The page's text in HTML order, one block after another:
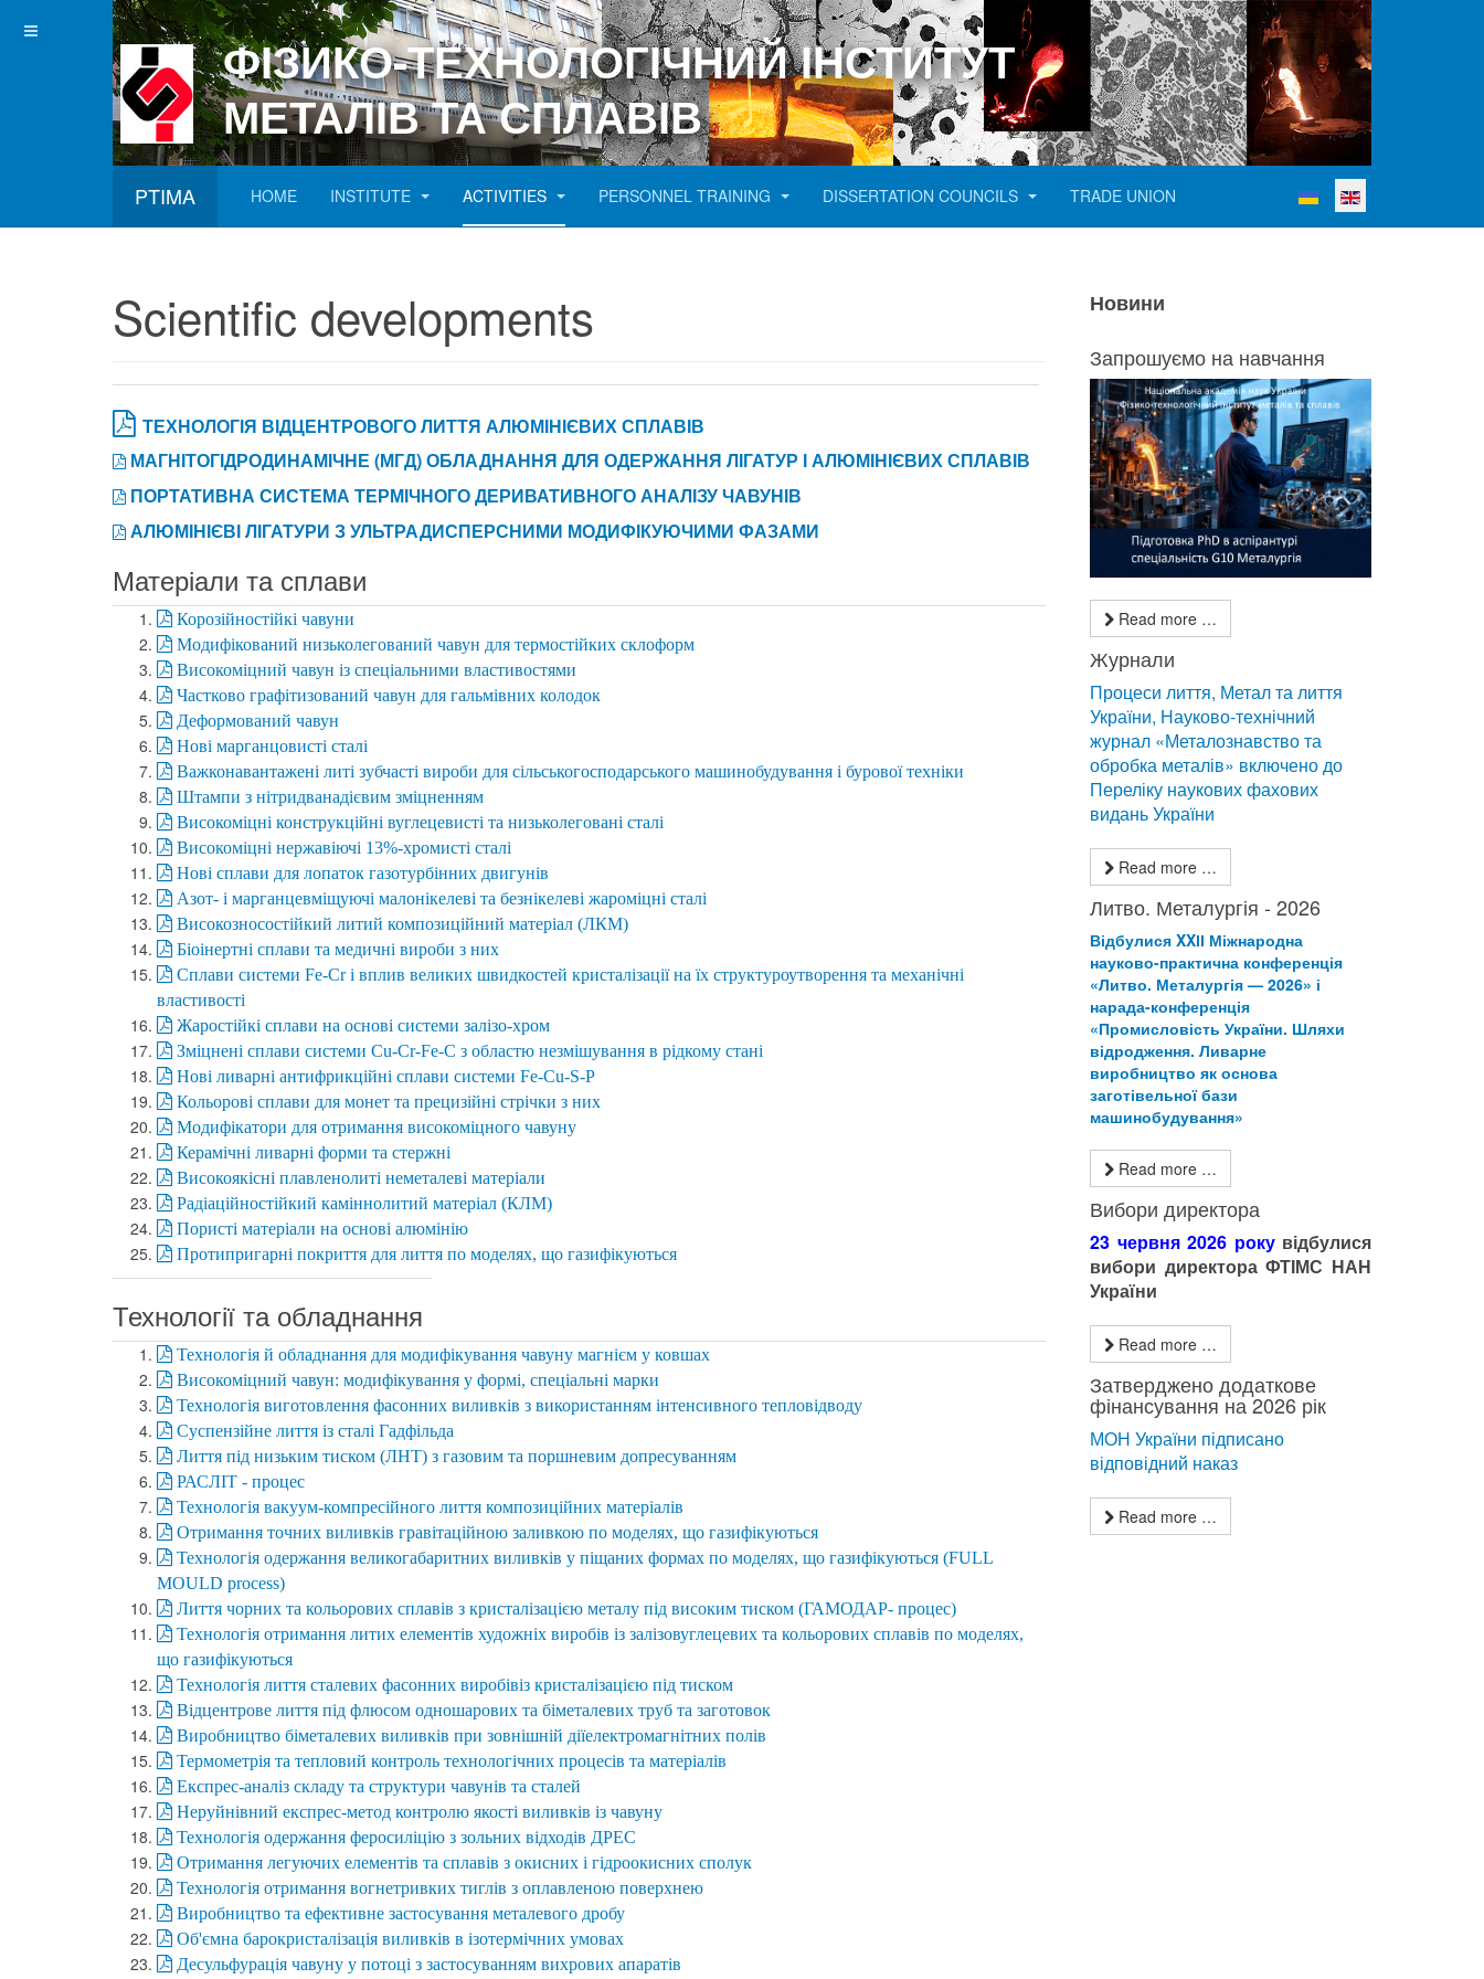
ФІЗИКО-ТЕХНОЛОГІЧНИЙ ІНСТИТУТ
МЕТАЛІВ ТА СПЛАВІВ
PTIMA Select your language
HOME INSTITUTE ACTIVITIES PERSONNEL TRAINING DISSERTATION COUNCILS TRADE UNION
Scientific developments
ТЕХНОЛОГІЯ ВІДЦЕНТРОВОГО ЛИТТЯ АЛЮМІНІЄВИХ СПЛАВІВ
МАГНІТОГІДРОДИНАМІЧНЕ (МГД) ОБЛАДНАННЯ ДЛЯ ОДЕРЖАННЯ ЛІГАТУР І АЛЮМІНІЄВИХ СПЛАВІВ
ПОРТАТИВНА СИСТЕМА ТЕРМІЧНОГО ДЕРИВАТИВНОГО АНАЛІЗУ ЧАВУНІВ
АЛЮМІНІЄВІ ЛІГАТУРИ З УЛЬТРАДИСПЕРСНИМИ МОДИФІКУЮЧИМИ ФАЗАМИ
Матеріали та сплави
Корозійностійкі чавуни
Модифікований низьколегований чавун для термостійких склоформ
Високоміцний чавун із спеціальними властивостями
Частково графітизований чавун для гальмівних колодок
Деформований чавун
Нові марганцовисті сталі
Важконавантажені литі зубчасті вироби для сільськогосподарського машинобудування і бурової техніки
Штампи з нітридванадієвим зміцненням
Високоміцні конструкційні вуглецевисті та низьколеговані сталі
Високоміцні нержавіючі 13%-хромисті сталі
Нові сплави для лопаток газотурбінних двигунів
Азот- і марганцевміщуючі малонікелеві та безнікелеві жароміцні сталі
Високозносостійкий литий композиційний матеріал (ЛКМ)
Біоінертні сплави та медичні вироби з них
Сплави системи Fe-Cr і вплив великих швидкостей кристалізації на їх структуроутворення та механічні
властивості
Жаростійкі сплави на основі системи залізо-хром
Зміцнені сплави системи Сu-Cr-Fe-C з областю незмішування в рідкому стані
Нові ливарні антифрикційні сплави системи Fe-Cu-S-P
Кольорові сплави для монет та прецизійні стрічки з них
Модифікатори для отримання високоміцного чавуну
Керамічні ливарні форми та стержні
Високоякісні плавленолиті неметалеві матеріали
Радіаційностійкий каміннолитий матеріал (КЛМ)
Пористі матеріали на основі алюмінію
Протипригарні покриття для лиття по моделях, що газифікуються
Технології та обладнання
Технологія й обладнання для модифікування чавуну магнієм у ковшах
Високоміцний чавун: модифікування у формі, спеціальні марки
Технологія виготовлення фасонних виливків з використанням інтенсивного тепловідводу
Суспензійне лиття із сталі Гадфільда
Лиття під низьким тиском (ЛНТ) з газовим та поршневим допресуванням
РАСЛІТ - процес
Технологія вакуум-компресійного лиття композиційних матеріалів
Отримання точних виливків гравітаційною заливкою по моделях, що газифікуються
Технологія одержання великогабаритних виливків у піщаних формах по моделях, що газифікуються (FULL
MOULD process)
Лиття чорних та кольорових сплавів з кристалізацією металу під високим тиском (ГАМОДАР- процес)
Технологія отримання литих елементів художніх виробів із залізовуглецевих та кольорових сплавів по моделях,
що газифікуються
Технологія лиття сталевих фасонних виробівіз кристалізацією під тиском
Відцентрове лиття під флюсом одношарових та біметалевих труб та заготовок
Виробництво біметалевих виливків при зовнішній діїелектромагнітних полів
Термометрія та тепловий контроль технологічних процесів та матеріалів
Експрес-аналіз складу та структури чавунів та сталей
Неруйнівний експрес-метод контролю якості виливків із чавуну
Технологія одержання феросиліцію з зольних відходів ДРЕС
Отримання легуючих елементів та сплавів з окисних і гідроокисних сполук
Технологія отримання вогнетривких тиглів з оплавленою поверхнею
Виробництво та ефективне застосування металевого дробу
Об'ємна барокристалізація виливків в ізотермічних умовах
Десульфурація чавуну у потоці з застосуванням вихрових апаратів
Новини
Запрошуємо на навчання
Read more …
Журнали
Процеси лиття, Метал та лиття
України, Науково-технічний
журнал «Металознавство та
обробка металів» включено до
Переліку наукових фахових
видань України
Read more …
Литво. Металургія - 2026
Відбулися XXІІ Міжнародна
науково-практична конференція
«Литво. Металургія — 2026» і
нарада-конференція
«Промисловість України. Шляхи
відродження. Ливарне
виробництво як основа
заготівельної бази
машинобудування»
Read more …
Вибори директора
23 червня 2026 року відбулися
вибори директора ФТІМС НАН
України
Read more …
Затверджено додаткове
фінансування на 2026 рік
МОН України підписано
відповідний наказ
Read more …